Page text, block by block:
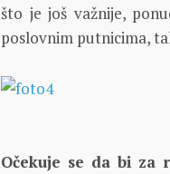
što je još važnije,
poslovnim putnicima,
Očekuje se da bi za